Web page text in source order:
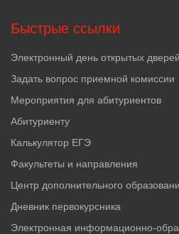
Быстрые ссылки
Электронный день открытых дверей
Задать вопрос приемной комиссии
Мероприятия для абитуриентов
Абитуриенту
Калькулятор ЕГЭ
Факультеты и направления
Центр дополнительного
Дневник первокурсника
Электронная информационно-